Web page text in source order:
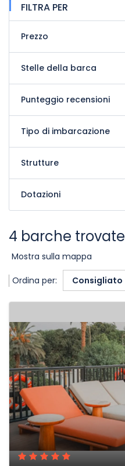
FILTRA PER
Prezzo
Stelle della barca
Punteggio recensioni
Tipo di imbarcazione
Strutture
Dotazioni
4 barche trovate
Mostra sulla mappa
Ordina per: Consigliato